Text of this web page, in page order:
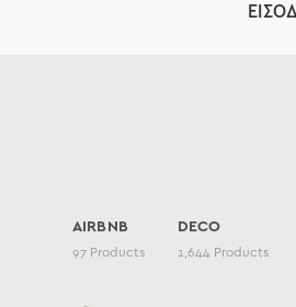
AIRBNB
97 Products
DECO
1,644 Products